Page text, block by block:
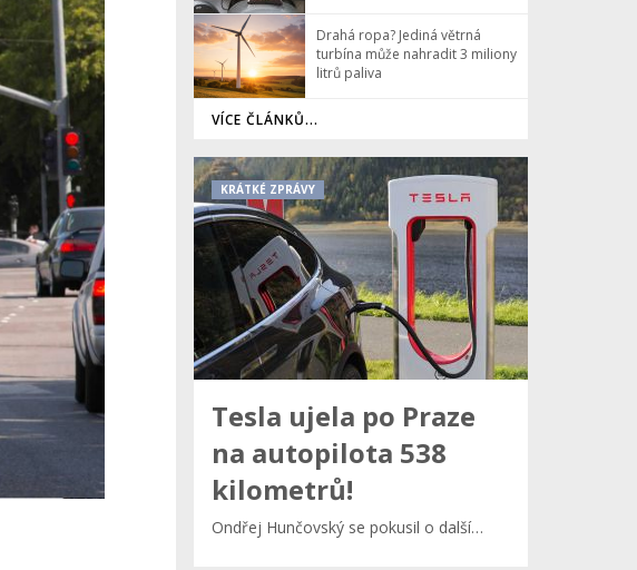
Drahá ropa? Jediná větrná
turbína může nahradit 3 miliony
litrů paliva
VÍCE ČLÁNKŮ...
Tesla ujela po Praze
na autopilota 538
kilometrů!
Ondřej Hunčovský se pokusil o další…
KRÁTKÉ ZPRÁVY